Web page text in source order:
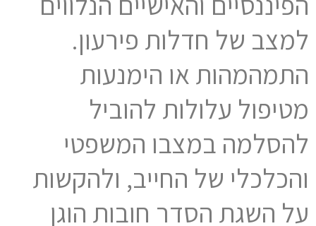
למצב של חדלות פירעון.
התמהמהות או הימנעות
מטיפול עלולות להוביל
להסלמה במצבו המשפטי
והכלכלי של החייב, ולהקשות
על השגת הסדר חובות הוגן